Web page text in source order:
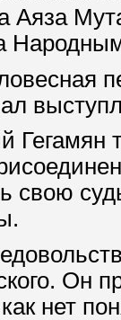
Аяза
Гегамян
свою
Он
нет